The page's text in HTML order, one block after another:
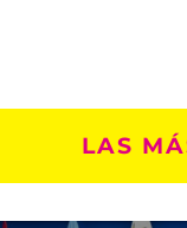
LAS